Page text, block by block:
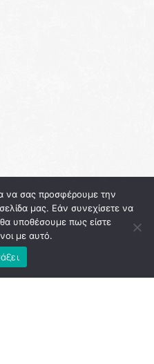
αυτοδιοίκησης ως απλών
να σας προσφέρουμε την
μας. Εάν συνεχίσετε να
θα υποθέσουμε πως είστε
με αυτό.